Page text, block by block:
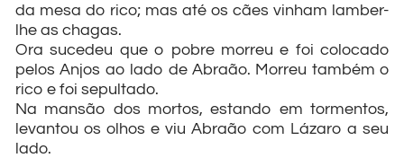
da mesa do rico; mas até os cães vinham lamber-
lhe as chagas.
Ora sucedeu que o pobre morreu e foi colocado
pelos Anjos ao lado de Abraão. Morreu também o
rico e foi sepultado.
Na mansão dos mortos, estando em tormentos,
levantou os olhos e viu Abraão com Lázaro a seu
lado.